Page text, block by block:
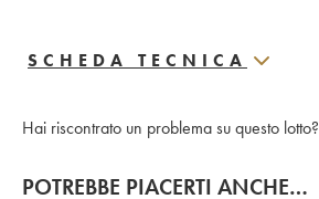
SCHEDA TECNICA
Hai riscontrato un problema su questo lotto?
POTREBBE PIACERTI ANCHE…